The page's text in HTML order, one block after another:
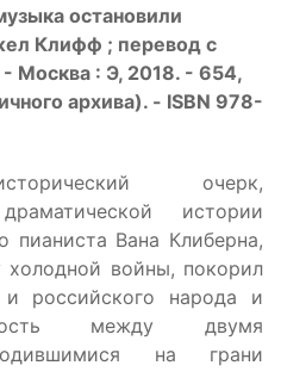
остановили
Клифф ; перевод с
- Москва : Э, 2018. - 654,
архива). - ISBN 978-
очерк,
истории
пианиста Вана Клиберна,
холодной войны, покорил
и российского народа и
между двумя
на грани